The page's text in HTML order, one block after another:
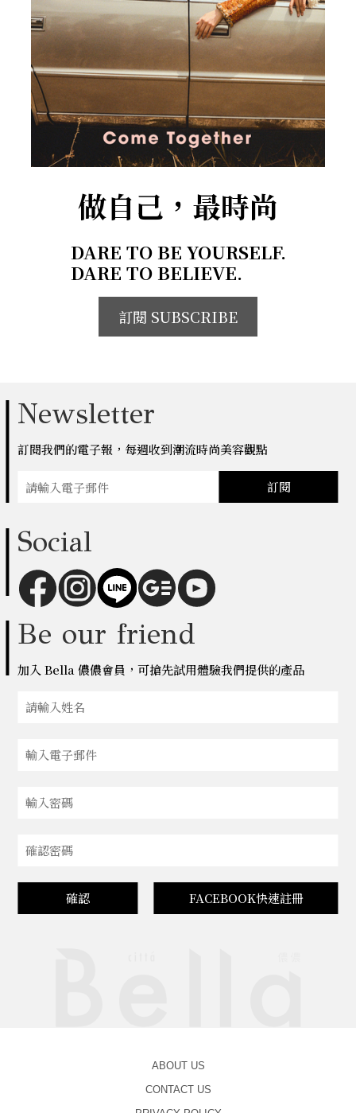
做自己，最時尚
DARE TO BE YOURSELF.
DARE TO BELIEVE.
訂閱 SUBSCRIBE
Newsletter
訂閱我們的電子報，每週收到潮流時尚美容觀點
訂閱
Social
Be our friend
加入 Bella 儂儂會員，可搶先試用體驗我們提供的產品
確認 FACEBOOK快速註冊
ABOUT US
CONTACT US